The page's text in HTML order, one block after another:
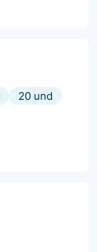
20 und